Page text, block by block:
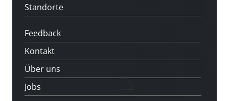
Standorte
Feedback
Kontakt
Über uns
Jobs